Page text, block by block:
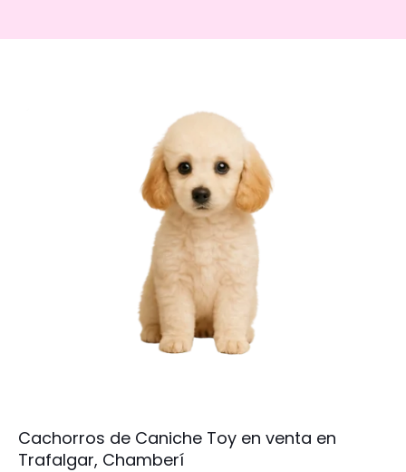
Cachorros de Caniche Toy en venta en
Trafalgar, Chamberí